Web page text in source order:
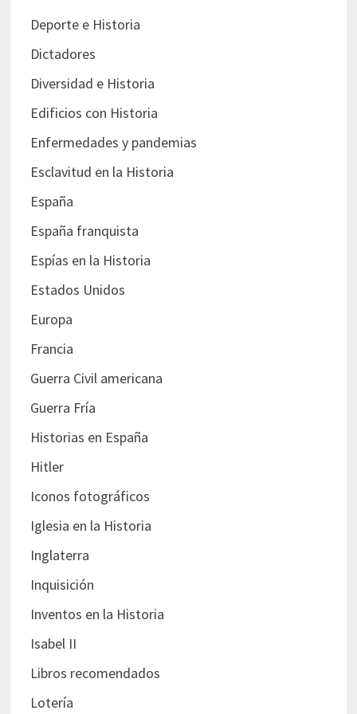
Deporte e Historia
Dictadores
Diversidad e Historia
Edificios con Historia
Enfermedades y pandemias
Esclavitud en la Historia
España
España franquista
Espías en la Historia
Estados Unidos
Europa
Francia
Guerra Civil americana
Guerra Fría
Historias en España
Hitler
Iconos fotográficos
Iglesia en la Historia
Inglaterra
Inquisición
Inventos en la Historia
Isabel II
Libros recomendados
Lotería